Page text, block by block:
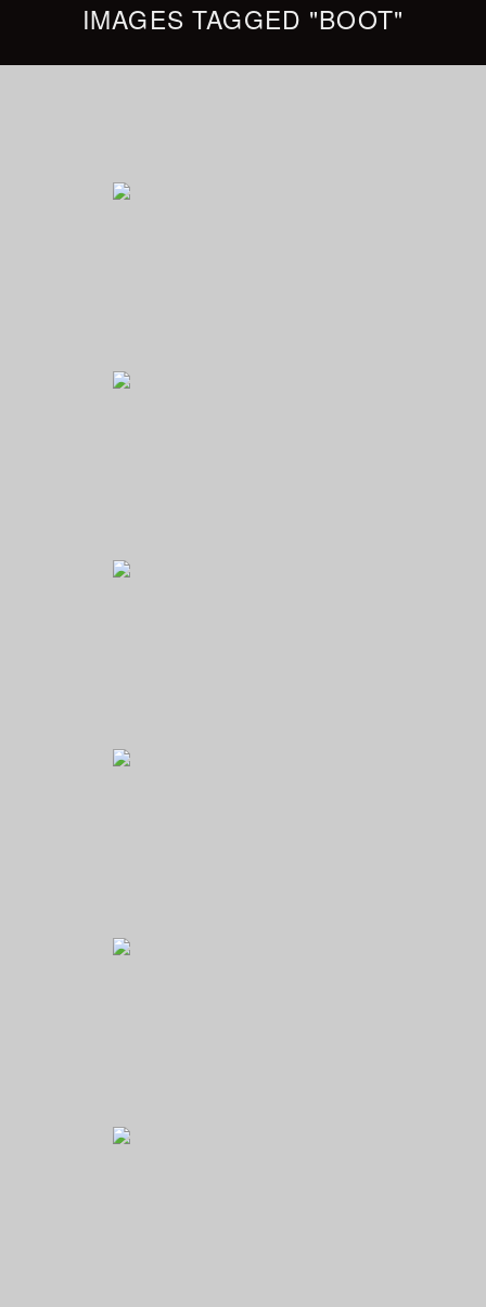
IMAGES TAGGED "BOOT"